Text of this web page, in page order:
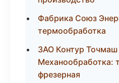
Фабрика Союз
термообработка
ЗАО Контур
Механообработка:
фрезерная